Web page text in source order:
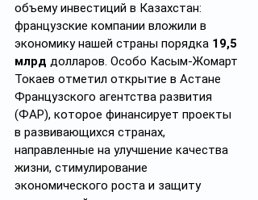
объему инвестиций в Казахстан:
французские компании вложили в
экономику нашей страны порядка 19,5
млрд долларов. Особо Касым-Жомарт
Токаев отметил открытие в Астане
Французского агентства развития
(ФАР), которое финансирует проекты
в развивающихся странах,
направленные на улучшение качества
жизни, стимулирование
экономического роста и защиту